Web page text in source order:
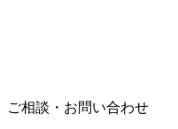
ご相談・お問い合わせ